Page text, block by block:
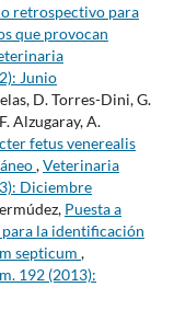
retrospectivo para
que provocan
Junio
D. Torres-Dini, G.
Alzugaray, A.
fetus venerealis
,Veterinaria
Diciembre
Puesta a
la identificación
septicum ,
192 (2013):